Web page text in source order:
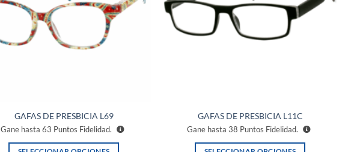
GAFAS DE PRESBICIA L69
Gane hasta 63 Puntos Fidelidad.
GAFAS DE PRESBICIA L11C
Gane hasta 38 Puntos Fidelidad.